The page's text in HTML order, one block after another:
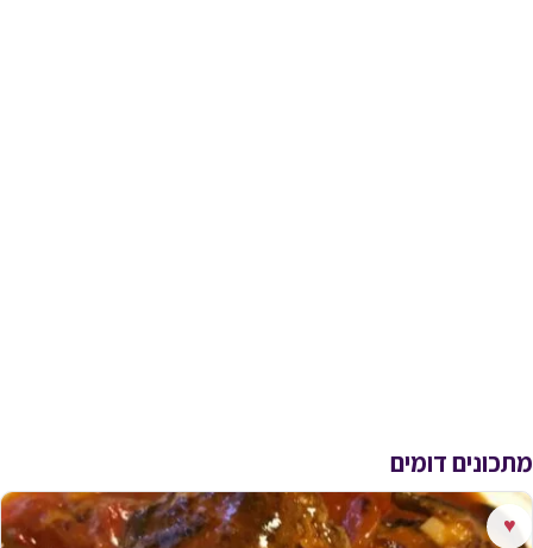
מתכונים דומים
♥